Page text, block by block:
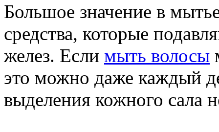
Большое значение в
средства, которые
желез. Если мыть волосы
это можно даже каждый
выделения кожного сала